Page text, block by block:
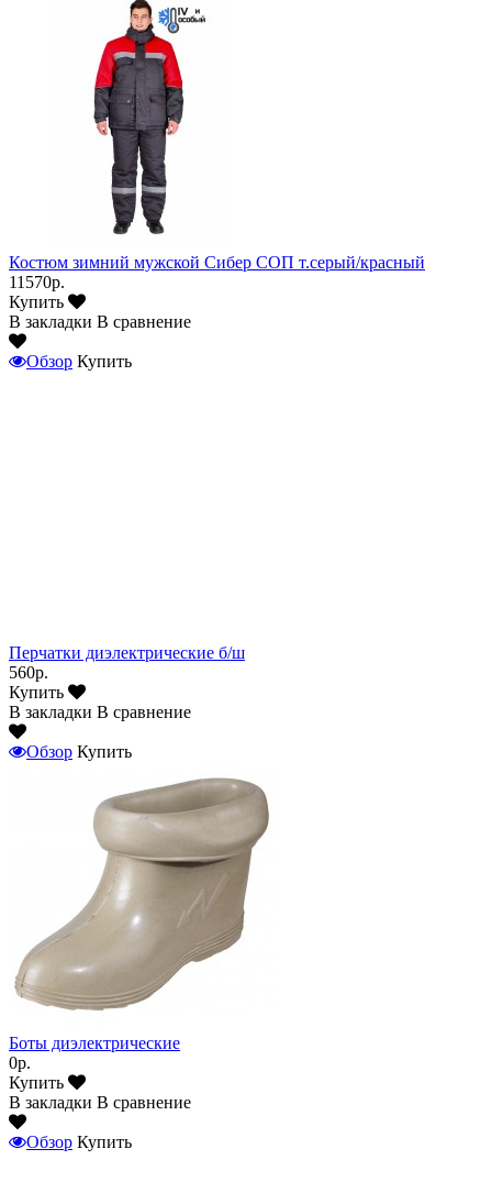
Костюм зимний мужской Сибер СОП т.серый/красный
11570р.
Купить
В закладки В сравнение
Обзор Купить
Перчатки диэлектрические б/ш
560р.
Купить
В закладки В сравнение
Обзор Купить
Боты диэлектрические
0р.
Купить
В закладки В сравнение
Обзор Купить